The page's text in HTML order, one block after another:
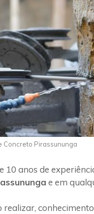
Concreto Pirassununga
10 anos de
e em